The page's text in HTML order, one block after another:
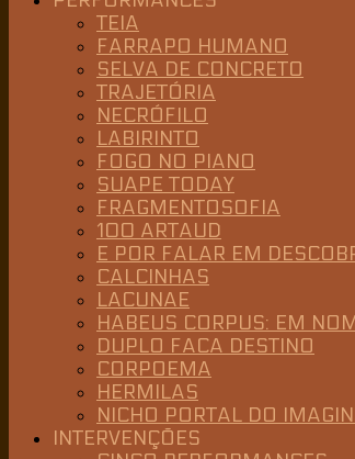
TEIA
FARRAPO HUMANO
SELVA DE CONCRETO
TRAJETÓRIA
NECRÓFILO
LABIRINTO
FOGO NO PIANO
SUAPE TODAY
FRAGMENTOSOFIA
100 ARTAUD
E POR FALAR EM
CALCINHAS
LACUNAE
HABEUS CORPUS: EM
DUPLO FACA DESTINO
CORPOEMA
HERMILAS
NICHO PORTAL DO
INTERVENÇÕES